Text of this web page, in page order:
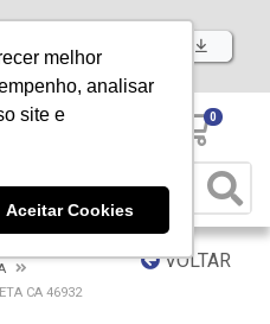
melhor
analisar
site e
Aceitar Cookies
Baixe já nosso APP
0
VOLTAR
CA 46932